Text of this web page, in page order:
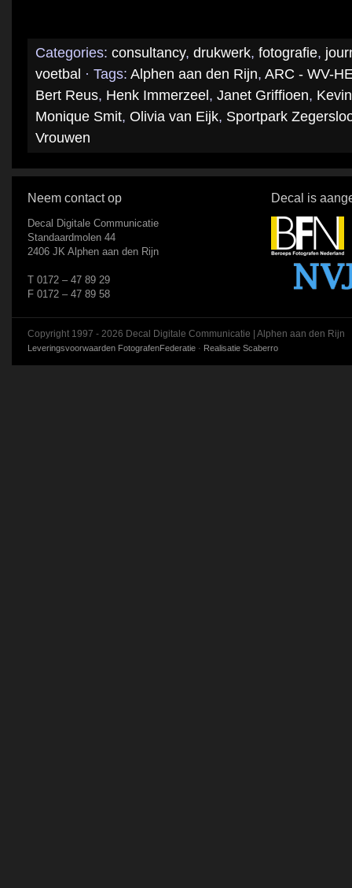
Categories: consultancy, drukwerk, fotografie,
voetbal · Tags: Alphen aan den Rijn, ARC - WV-
Bert Reus, Henk Immerzeel , Janet Griffioen,
Monique Smit, Olivia van Eijk, Sportpark
Vrouwen
Neem contact op
Decal Digitale Communicatie
Standaardmolen 44
2406 JK Alphen aan den Rijn
T 0172 – 47 89 29
F 0172 – 47 89 58
Decal is
Copyright 1997 - 2026 Decal Digitale Communicatie | Alphen aan den Rijn
Leveringsvoorwaarden FotografenFederatie · Realisatie Scaberro